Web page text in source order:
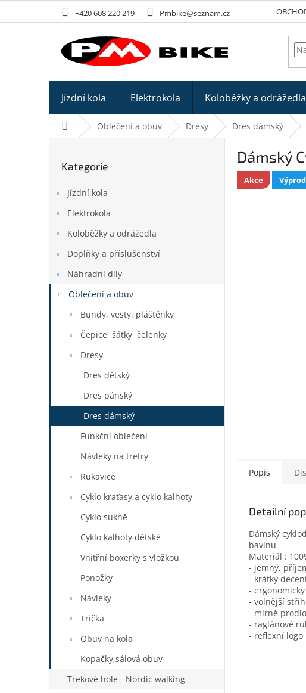
+420 608 220 219 Pmbike@seznam.cz
Jízdní kola Elektrokola Koloběžky a odrážedla
Domů Oblečení a obuv Dresy Dres dámský
n
Přeskočit
Kategorie
Jízdní kola
Elektrokola
Koloběžky a odrážedla
Doplňky a příslušenství
Náhradní díly
Oblečení a obuv
Bundy, vesty, pláštěnky
Čepice, šátky, čelenky
Dresy
Dres dětský
Dres pánský
Dres dámský
Funkční oblečení
Návleky na tretry
Rukavice
Cyklo kraťasy a cyklo kalhoty
Cyklo sukně
Cyklo kalhoty dětské
Vnitřní boxerky s vložkou
Ponožky
Návleky
Trička
Obuv na kola
Kopačky,sálová obuv
Trekové hole - Nordic walking
Dámský
Akce
Popis
Detailní
Dámský
bavlnu
Materiál :
- jemný,
- krátký
-
- volnější
- mírně
- raglánové
- reflexní logo